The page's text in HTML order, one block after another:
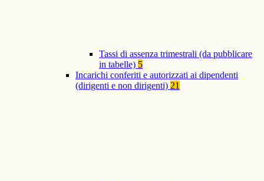
Tassi di assenza trimestrali (da pubblicare
in tabelle) 5
Incarichi conferiti e autorizzati ai dipendenti
(dirigenti e non dirigenti) 21